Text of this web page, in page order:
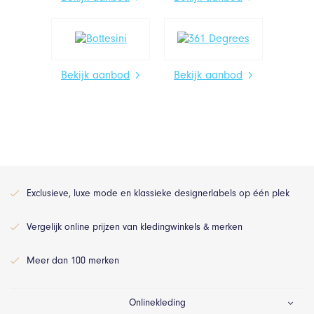
Bekijk aanbod Bekijk aanbod
Exclusieve, luxe mode en klassieke designerlabels op één plek
Vergelijk online prijzen van kledingwinkels & merken
Meer dan 100 merken
Onlinekleding